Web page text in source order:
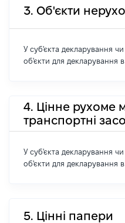
3. Об'єкти
У суб'єкта декларування чи
об'єкти для декларування в
4. Цінне рухоме
транспортні
У суб'єкта декларування чи
об'єкти для декларування в
5. Цінні папери